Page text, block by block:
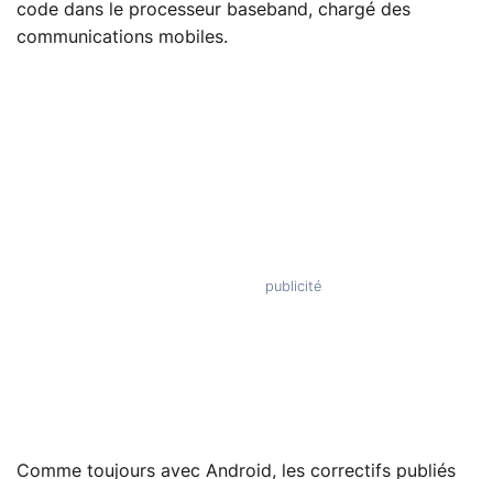
code dans le processeur baseband, chargé des
communications mobiles.
Comme toujours avec Android, les correctifs publiés